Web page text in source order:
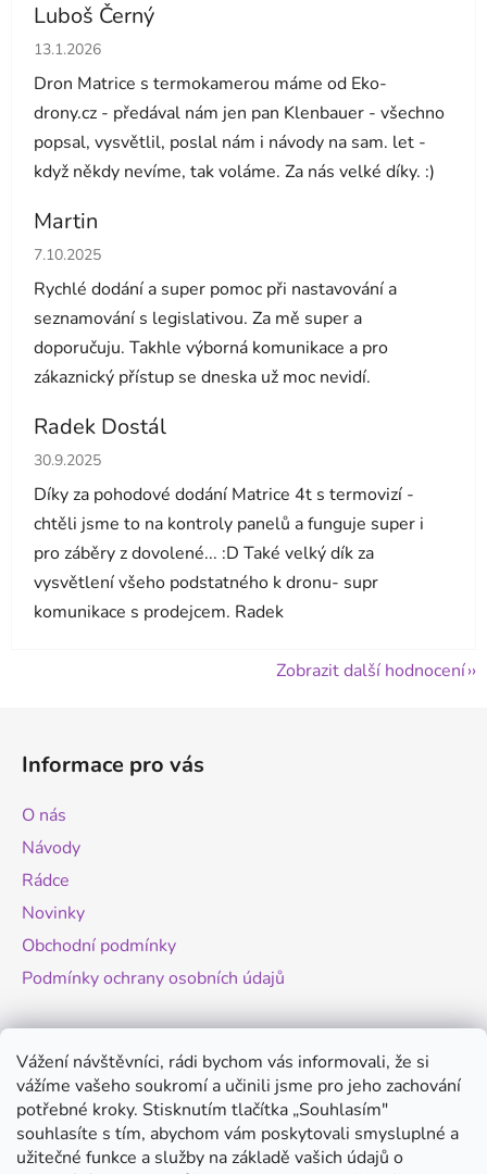
Vážení návštěvníci, rádi bychom vás informovali, že si
vážíme vašeho soukromí a učinili jsme pro jeho zachování
potřebné kroky. Stisknutím tlačítka „Souhlasím"
souhlasíte s tím, abychom vám poskytovali smysluplné a
užitečné funkce a služby na základě vašich údajů o
Luboš Černý
Hodnocení obchodu je 5 z 5 hvězdiček.
13.1.2026
Dron Matrice s termokamerou máme od Eko-
drony.cz - předával nám jen pan Klenbauer - všechno
popsal, vysvětlil, poslal nám i návody na sam. let -
když někdy nevíme, tak voláme. Za nás velké díky. :)
Martin
Hodnocení obchodu je 5 z 5 hvězdiček.
7.10.2025
Rychlé dodání a super pomoc při nastavování a
seznamování s legislativou. Za mě super a
doporučuju. Takhle výborná komunikace a pro
zákaznický přístup se dneska už moc nevidí.
Radek Dostál
Hodnocení obchodu je 5 z 5 hvězdiček.
30.9.2025
Díky za pohodové dodání Matrice 4t s termovizí -
chtěli jsme to na kontroly panelů a funguje super i
pro záběry z dovolené... :D Také velký dík za
vysvětlení všeho podstatného k dronu- supr
komunikace s prodejcem. Radek
Zobrazit další hodnocení
Informace pro vás
O nás
Návody
Rádce
Novinky
Obchodní podmínky
Podmínky ochrany osobních údajů
Novinky
Změny legislativy pro provoz dronů - od
1.9.2025
20.8.2025